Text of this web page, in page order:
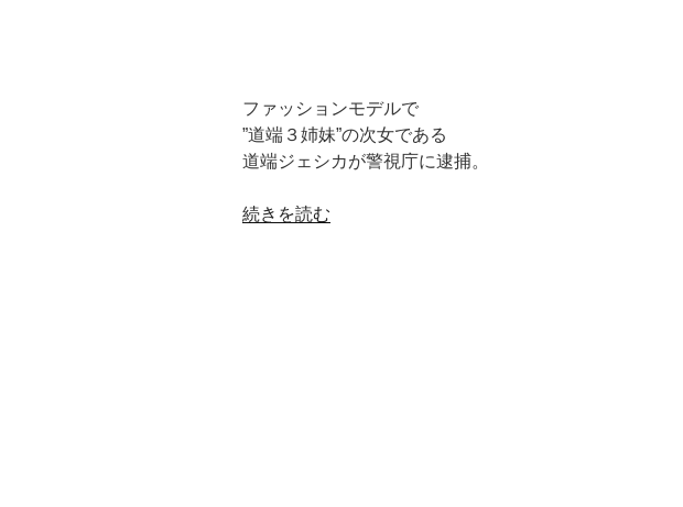
ファッションモデルで
”道端３姉妹”の次女である
道端ジェシカが警視庁に逮捕。
“屋
続きを読む